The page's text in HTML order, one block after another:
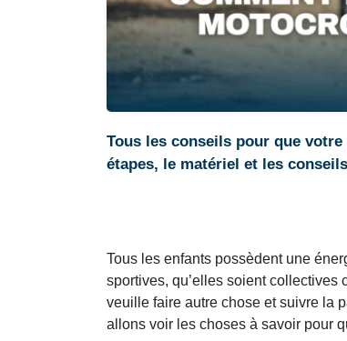
Tous les conseils pour que
étapes, le matériel et les
Tous les enfants possèdent une
sportives, qu’elles soient
veuille faire autre chose et suivre la
allons voir les choses à savoir pour